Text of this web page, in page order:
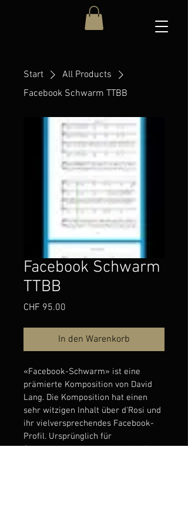
Start
All Products
Facebook Schwarm TTBB
Facebook Schwarm
TTBB
CHF 95.00
In den Warenkorb
«Facebook-Schwarm» ist eine
prämierte Komposition von David
Lang. Die Komposition hat einen
sehr witzigen Inhalt über d'Rosi und
ihr vielversprechendes Facebook-
Profil. Ursprünglich für
Gemischtchor, verspricht auch die